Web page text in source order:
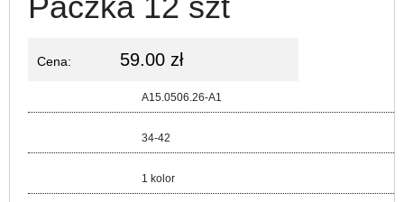
Cena: 59.00 zł
A15.0506.26-A1
34-42
1 kolor